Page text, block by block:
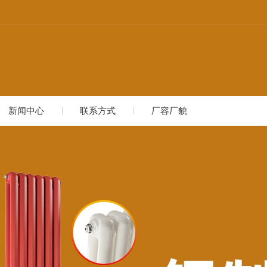
新闻中心 联系方式 厂容厂貌